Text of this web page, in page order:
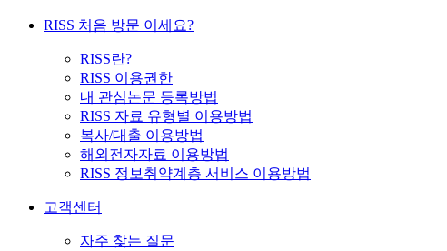
RISS 처음 방문 이세요?
RISS란?
RISS 이용권한
내 관심논문 등록방법
RISS 자료 유형별 이용방법
복사/대출 이용방법
해외전자자료 이용방법
RISS 정보취약계층 서비스 이용방법
고객센터
자주 찾는 질문